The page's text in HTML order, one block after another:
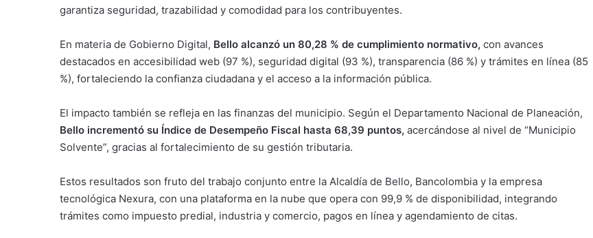
garantiza seguridad, trazabilidad y comodidad para los contribuyentes.
En materia de Gobierno Digital, Bello alcanzó un 80,28 % de cumplimiento normativo, con avances
destacados en accesibilidad web (97 %), seguridad digital (93 %), transparencia (86 %) y trámites en línea (85
%), fortaleciendo la confianza ciudadana y el acceso a la información pública.
El impacto también se refleja en las finanzas del municipio. Según el Departamento Nacional de Planeación,
Bello incrementó su Índice de Desempeño Fiscal hasta 68,39 puntos, acercándose al nivel de “Municipio
Solvente”, gracias al fortalecimiento de su gestión tributaria.
Estos resultados son fruto del trabajo conjunto entre la Alcaldía de Bello, Bancolombia y la empresa
tecnológica Nexura, con una plataforma en la nube que opera con 99,9 % de disponibilidad, integrando
trámites como impuesto predial, industria y comercio, pagos en línea y agendamiento de citas.